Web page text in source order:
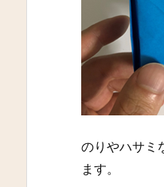
のりやハサミ
ます。